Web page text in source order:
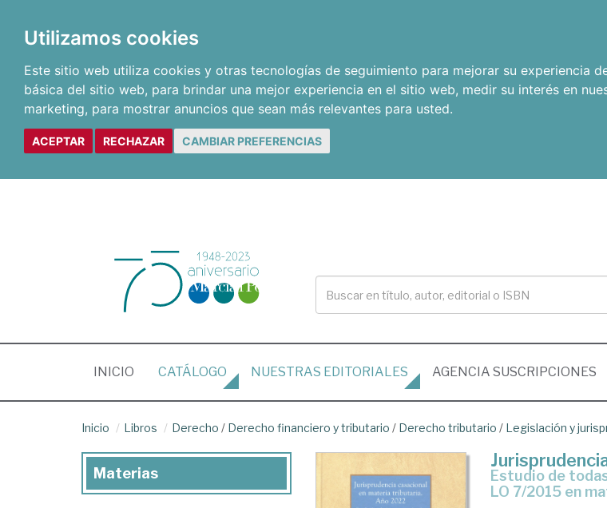
Utilizamos cookies
Este sitio web utiliza cookies y otras tecnologías de seguimiento para mejorar su experiencia
básica del sitio web, para brindar una mejor experiencia en el sitio web, medir su interés en
marketing, para mostrar anuncios que sean más relevantes para usted.
ACEPTAR RECHAZAR CAMBIAR PREFERENCIAS
INICIO (CURRENT)
CATÁLOGO NUESTRAS EDITORIALES AGENCIA SUSCRIPCIONES
Inicio Libros Derecho / Derecho financiero y tributario / Derecho tributario / Legislación y
Estudio de todas las sentencias dictadas en recurso de casación de la
LO 7/2015 en
Materias